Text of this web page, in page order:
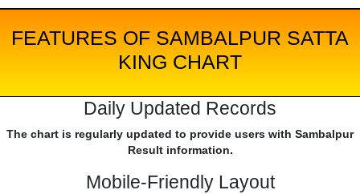
FEATURES OF SAMBALPUR SATTA
KING CHART
Daily Updated Records
The chart is regularly updated to provide users with Sambalpur
Result information.
Mobile-Friendly Layout